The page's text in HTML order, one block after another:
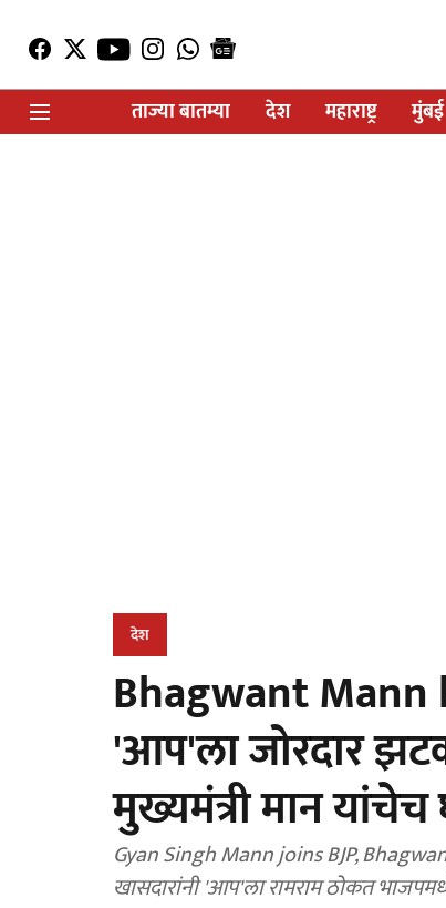
ताज्या बातम्या
देश महाराष्ट्र मुंबई
देश
Bhagwant Mann
'आप'ला जोरदार
मुख्यमंत्री मान
Gyan Singh Mann joins BJP,
खासदारांनी 'आप'ला रामराम ठोकत